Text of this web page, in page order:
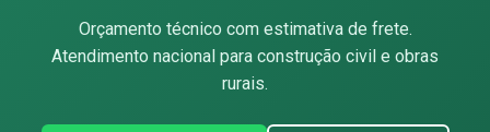
Orçamento técnico com estimativa de frete.
Atendimento nacional para construção civil e obras
rurais.